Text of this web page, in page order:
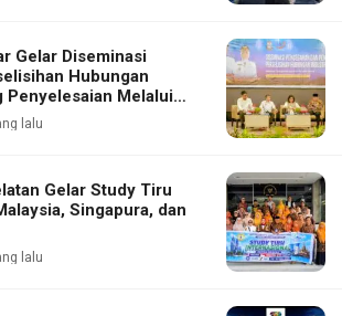
Gelar Diseminasi
Hubungan
Penyelesaian Melalui
lalu
Gelar Study Tiru
Singapura, dan
lalu